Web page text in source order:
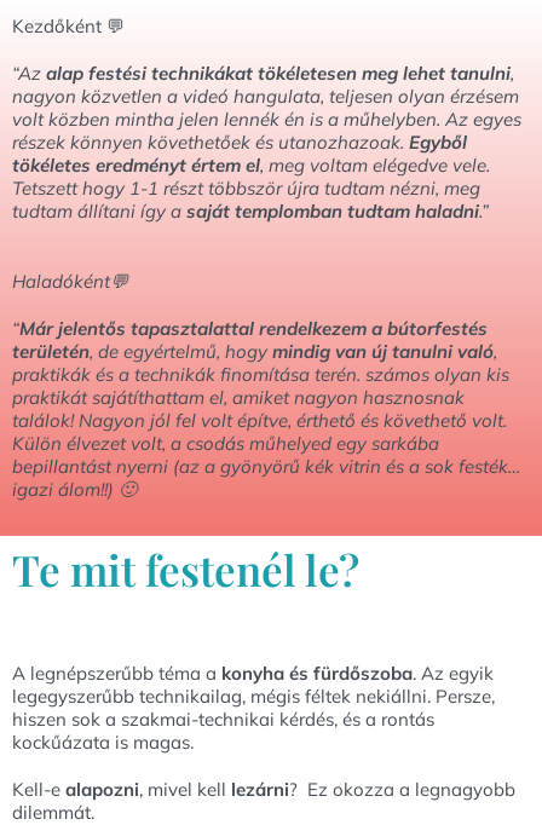
Kezdőként 💬
“Az alap festési technikákat tökéletesen meg lehet tanulni,
nagyon közvetlen a videó hangulata, teljesen olyan érzésem
volt közben mintha jelen lennék én is a műhelyben. Az egyes
részek könnyen követhetőek és utanozhazoak. Egyből
tökéletes eredményt értem el, meg voltam elégedve vele.
Tetszett hogy 1-1 részt többször újra tudtam nézni, meg
tudtam állítani így a saját templomban tudtam haladni.”
Haladóként💬
“Már jelentős tapasztalattal rendelkezem a bútorfestés
területén, de egyértelmű, hogy mindig van új tanulni való,
praktikák és a technikák finomítása terén. számos olyan kis
praktikát sajátíthattam el, amiket nagyon hasznosnak
találok! Nagyon jól fel volt építve, érthető és követhető volt.
Külön élvezet volt, a csodás műhelyed egy sarkába
bepillantást nyerni (az a gyönyörű kék vitrin és a sok festék…
igazi álom!!) 🙂
Te mit festenél le?
A legnépszerűbb téma a konyha és fürdőszoba. Az egyik
legegyszerűbb technikailag, mégis féltek nekiállni. Persze,
hiszen sok a szakmai-technikai kérdés, és a rontás
kockűázata is magas.
Kell-e alapozni, mivel kell lezárni? Ez okozza a legnagyobb
dilemmát.